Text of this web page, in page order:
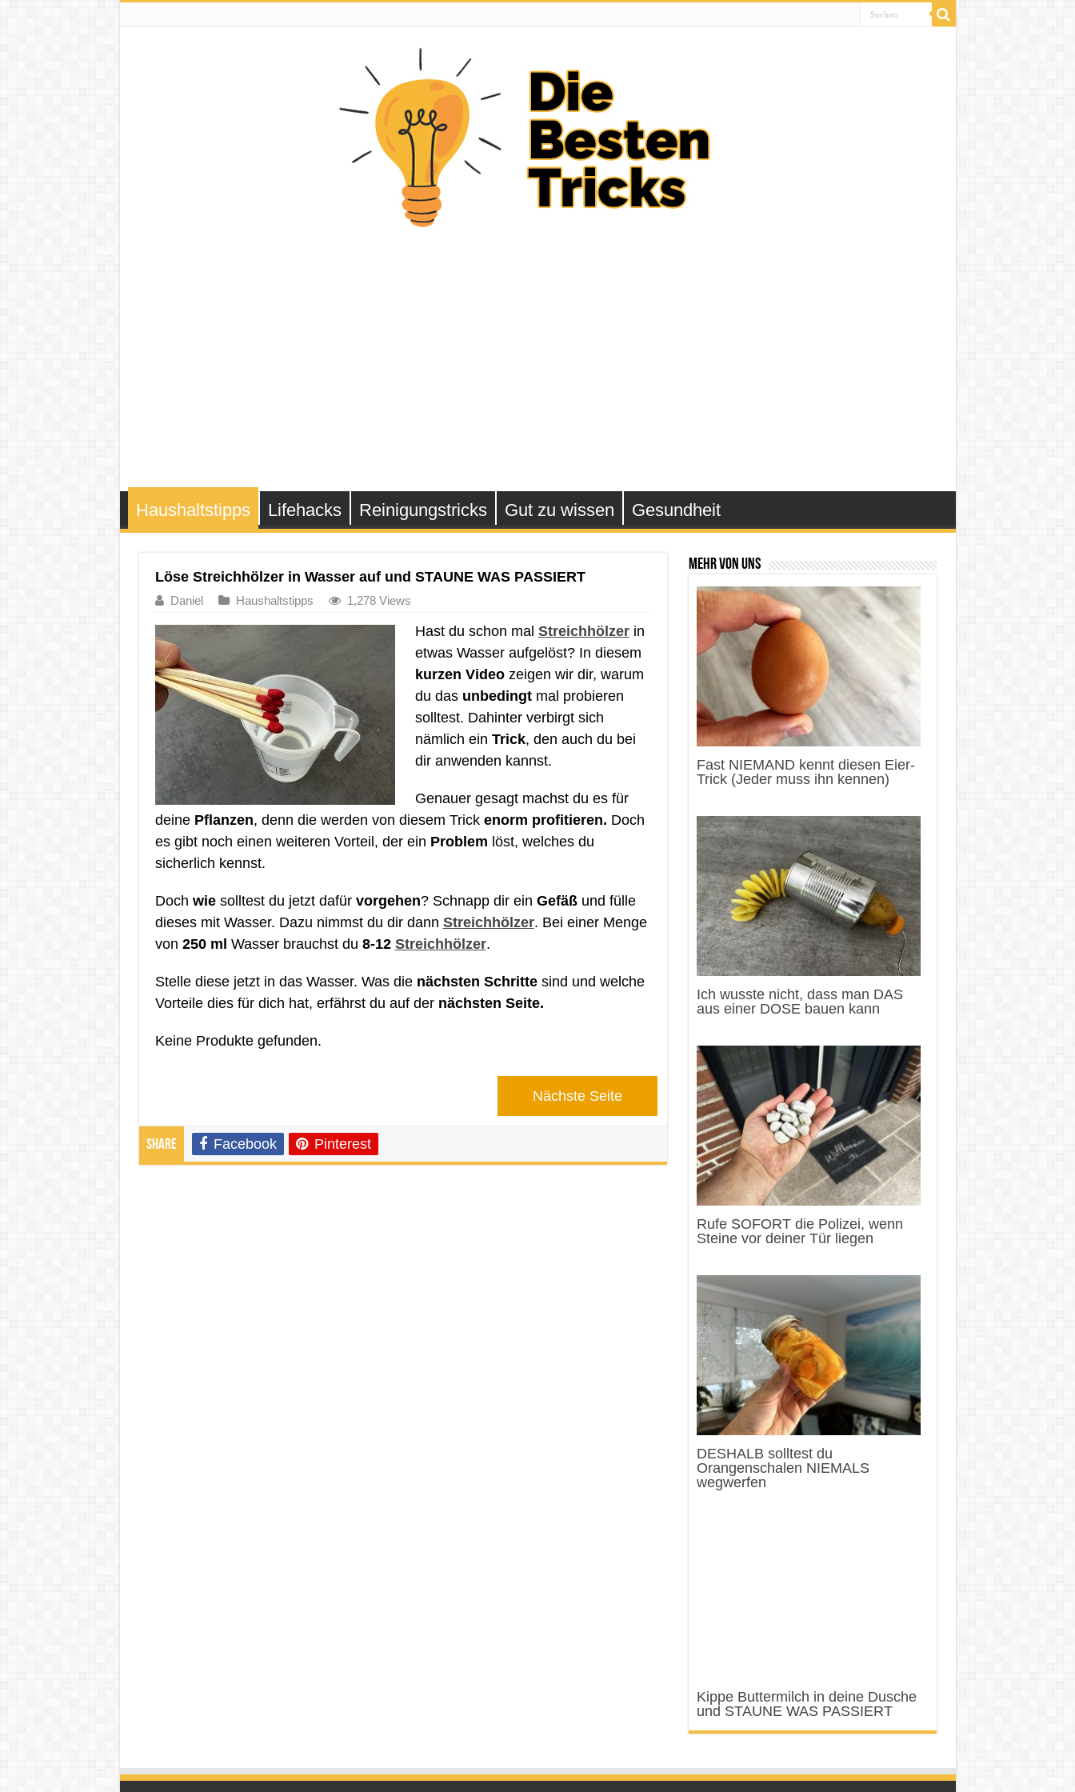
Haushaltstipps Lifehacks Reinigungstricks Gut zu wissen Gesundheit
Löse Streichhölzer in Wasser auf und STAUNE WAS PASSIERT
Daniel Haushaltstipps 1,278 Views
Hast du schon mal Streichhölzerin
etwas Wasser aufgelöst? In diesem
kurzen Videozeigen wir dir, warum
du das unbedingtmal probieren
solltest. Dahinter verbirgt sich
nämlich ein Trick, den auch du bei
dir anwenden kannst.
Genauer gesagt machst du es für
deine Pflanzen, denn die werden von diesem Trickenorm profitieren. Doch
es gibt noch einen weiteren Vorteil, der ein Problem löst, welches du
sicherlich kennst.
Doch wiesolltest du jetzt dafür vorgehen? Schnapp dir ein Gefäßund fülle
dieses mit Wasser. Dazu nimmst du dir dann Streichhölzer. Bei einer Menge
von 250 ml Wasser brauchst du 8-12 Streichhölzer.
Stelle diese jetzt in das Wasser. Was die nächsten Schrittesind und welche
Vorteile dies für dich hat, erfährst du auf der nächsten Seite.
Keine Produkte gefunden.
Nächste Seite
Share Facebook Pinterest
Mehr von uns
Fast NIEMAND kennt diesen Eier-
Trick (Jeder muss ihn kennen)
Ich wusste nicht, dass man DAS
aus einer DOSE bauen kann
Rufe SOFORT die Polizei, wenn
Steine vor deiner Tür liegen
DESHALB solltest du
Orangenschalen NIEMALS
wegwerfen
Kippe Buttermilch in deine Dusche
und STAUNE WAS PASSIERT